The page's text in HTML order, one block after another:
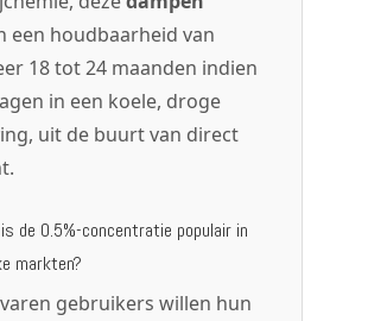
een houdbaarheid van
18 tot 24 maanden indien
in een koele, droge
uit de buurt van direct
de 0.5%-concentratie populair in
markten?
gebruikers willen hun